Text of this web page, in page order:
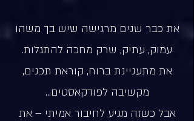
את כבר שנים מרגישה שיש בך משהו
עמוק, עתיק, שרק מחכה להתגלות.
את מתעניינת ברוח, קוראת תכנים,
מקשיבה לפודקאסטים…
אבל כשזה מגיע לחיבור אמיתי – את